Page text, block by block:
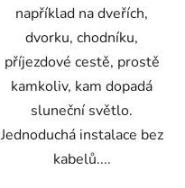
například na dveřích,
dvorku, chodníku,
příjezdové cestě, prostě
kamkoliv, kam dopadá
sluneční světlo.
Jednoduchá instalace bez
kabelů....